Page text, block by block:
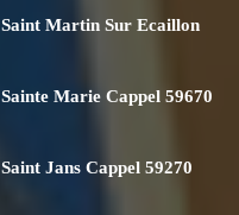
Martin Sur Ecaillon
Marie Cappel 59670
Jans Cappel 59270